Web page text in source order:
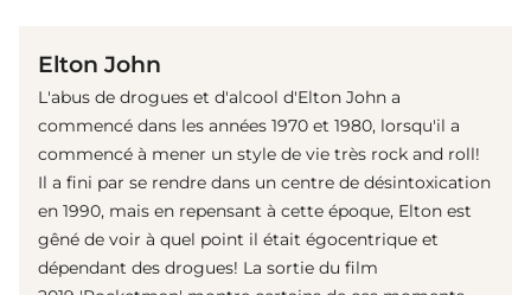
Elton John
L'abus de drogues et d'alcool d'Elton John a
commencé dans les années 1970 et 1980, lorsqu'il a
commencé à mener un style de vie très rock and roll!
Il a fini par se rendre dans un centre de désintoxication
en 1990, mais en repensant à cette époque, Elton est
gêné de voir à quel point il était égocentrique et
dépendant des drogues! La sortie du film